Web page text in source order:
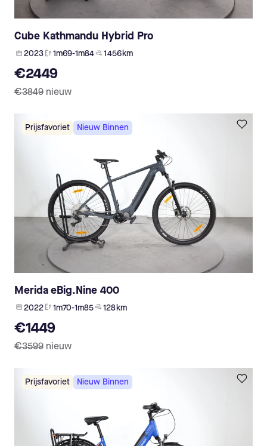
Cube Kathmandu Hybrid Pro
2023 1m69-1m84 1 456 km
€2449
€3849 nieuw
Prijsfavoriet Nieuw Binnen
Merida eBig.Nine 400
2022 1m70-1m85 128 km
€1449
€3599 nieuw
Prijsfavoriet Nieuw Binnen